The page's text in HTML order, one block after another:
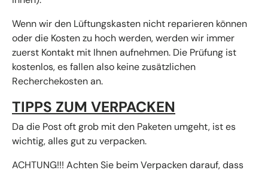
Wenn wir den Lüftungskasten nicht reparieren können
oder die Kosten zu hoch werden, werden wir immer
zuerst Kontakt mit Ihnen aufnehmen. Die Prüfung ist
kostenlos, es fallen also keine zusätzlichen
Recherchekosten an.
TIPPS ZUM VERPACKEN
Da die Post oft grob mit den Paketen umgeht, ist es
wichtig, alles gut zu verpacken.
ACHTUNG!!! Achten Sie beim Verpacken darauf, dass